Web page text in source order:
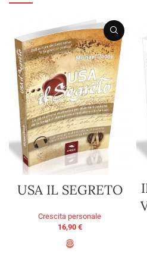
USA IL SEGRETO
Crescita personale
16,90 €